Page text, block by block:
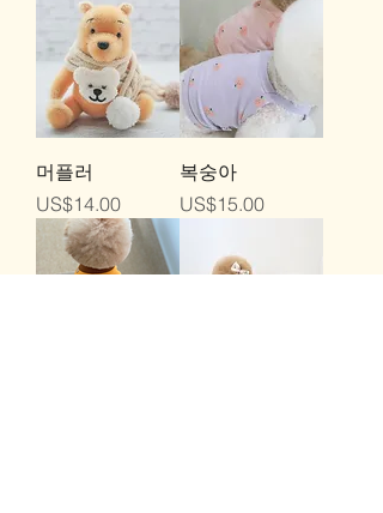
머플러
가격
US$14.00
복숭아
가격
US$15.00